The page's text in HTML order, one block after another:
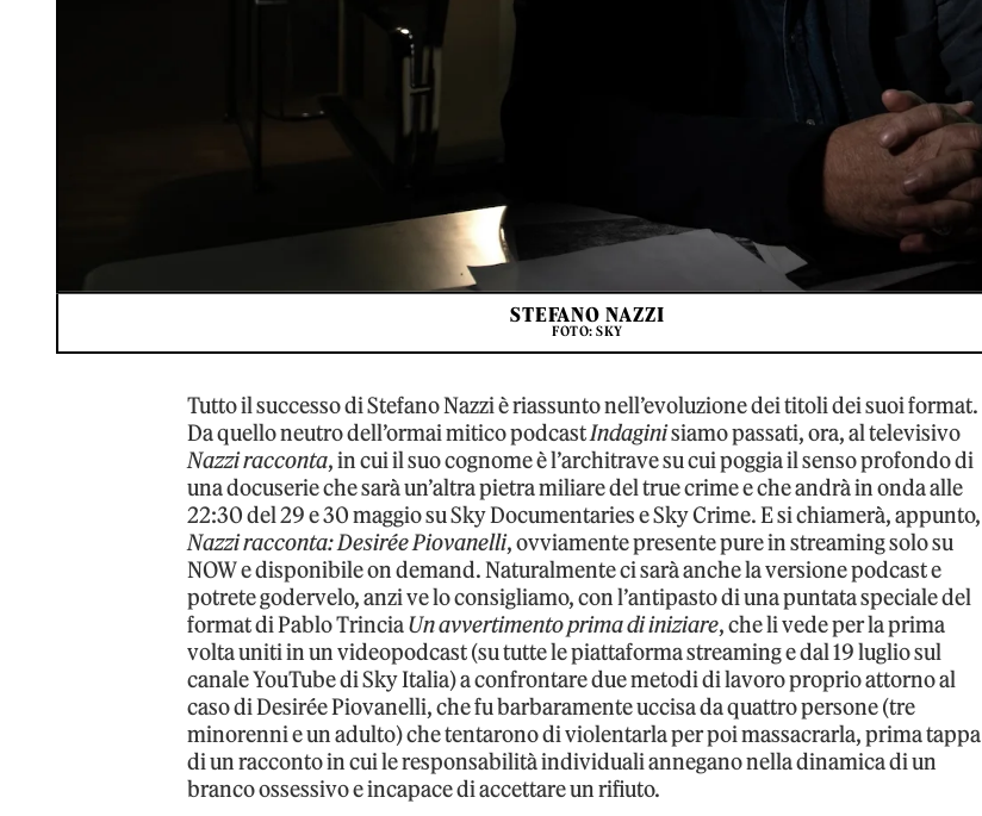
STEFANO NAZZI
FOTO: SKY
Tutto il successo di Stefano Nazzi è riassunto nell’evoluzione dei titoli dei suoi format.
Da quello neutro dell’ormai mitico podcastIndaginisiamo passati, ora, al televisivo
Nazzi racconta, in cui il suo cognome è l’architrave su cui poggia il senso profondo di
una docuserie che sarà un’altra pietra miliare del true crime e che andrà in onda alle
22:30 del 29 e 30 maggio su Sky Documentaries e Sky Crime. E si chiamerà, appunto,
Nazzi racconta: Desirée Piovanelli, ovviamente presente pure in streaming solo su
NOW e disponibile on demand. Naturalmente ci sarà anche la versione podcast e
potrete godervelo, anzi ve lo consigliamo, con l’antipasto di una puntata speciale del
format di Pablo TrinciaUn avvertimento prima di iniziare, che li vede per la prima
volta uniti in un videopodcast (su tutte le piattaforma streaming e dal 19 luglio sul
canale YouTube di Sky Italia) a confrontare due metodi di lavoro proprio attorno al
caso di Desirée Piovanelli, che fu barbaramente uccisa da quattro persone (tre
minorenni e un adulto) che tentarono di violentarla per poi massacrarla, prima tappa
di un racconto in cui le responsabilità individuali annegano nella dinamica di un
branco ossessivo e incapace di accettare un rifiuto.